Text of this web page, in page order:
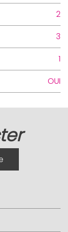
2
3
1
OUI